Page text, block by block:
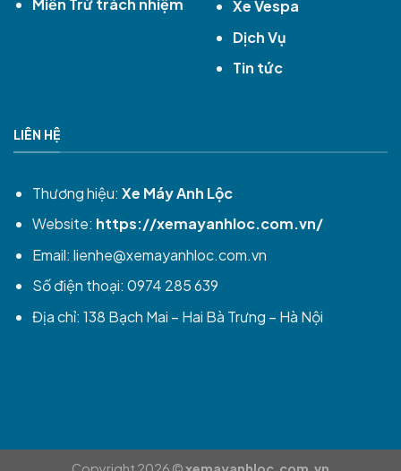
Miễn Trừ trách nhiệm
Xe Vespa
Dịch Vụ
Tin tức
LIÊN HỆ
Thương hiệu: Xe Máy Anh Lộc
Website: https://xemayanhloc.com.vn/
Email: lienhe@xemayanhloc.com.vn
Số điện thoại: 0974 285 639
Địa chỉ: 138 Bạch Mai – Hai Bà Trưng – Hà Nội